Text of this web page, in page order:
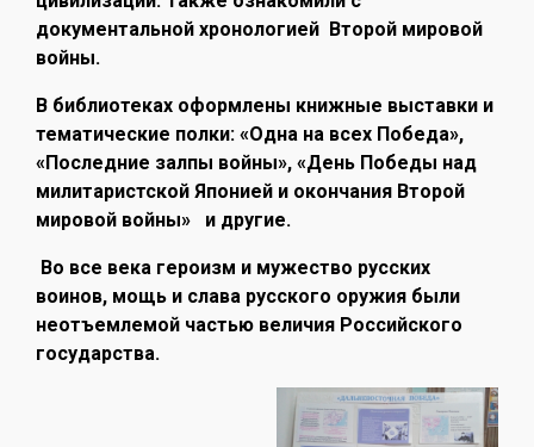
документальной хронологией Второй мировой
войны.
В библиотеках оформлены книжные выставки и
тематические полки: «Одна на всех Победа»,
«Последние залпы войны», «День Победы над
милитаристской Японией и окончания Второй
мировой войны» и другие.
Во все века героизм и мужество русских
воинов, мощь и слава русского оружия были
неотъемлемой частью величия Российского
государства.